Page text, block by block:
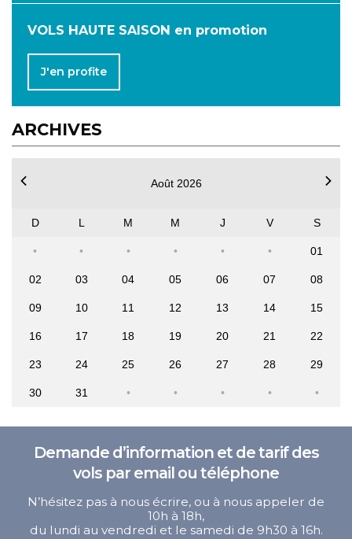
VOLS HAUTE SAISON en promotion
J'en profite
ARCHIVES
Août 2026
D L M M J V S
01
02 03 04 05 06 07 08
09 10 11 12 13 14 15
16 17 18 19 20 21 22
23 24 25 26 27 28 29
30 31
Demande d’information et de tarif des
vols par email ou téléphone
N’hésitez pas à nous écrire, ou à nous appeler de
10h à 18h,
du lundi au vendredi et le samedi de 9h30 à 16h.